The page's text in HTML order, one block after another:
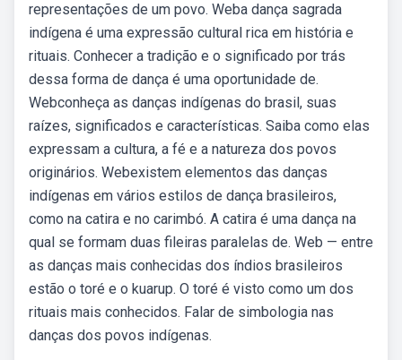
representações de um povo. Weba dança sagrada
indígena é uma expressão cultural rica em história e
rituais. Conhecer a tradição e o significado por trás
dessa forma de dança é uma oportunidade de.
Webconheça as danças indígenas do brasil, suas
raízes, significados e características. Saiba como elas
expressam a cultura, a fé e a natureza dos povos
originários. Webexistem elementos das danças
indígenas em vários estilos de dança brasileiros,
como na catira e no carimbó. A catira é uma dança na
qual se formam duas fileiras paralelas de. Web — entre
as danças mais conhecidas dos índios brasileiros
estão o toré e o kuarup. O toré é visto como um dos
rituais mais conhecidos. Falar de simbologia nas
danças dos povos indígenas.